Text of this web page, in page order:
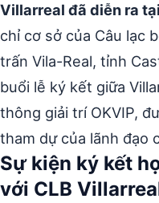
Villarreal đã diễn ra
chỉ cơ sở của Câu lạc
trấn Vila-Real, tỉnh
buổi lễ ký kết giữa
thông giải trí OKVIP,
tham dự của lãnh đạo
Sự kiện ký kết
với CLB